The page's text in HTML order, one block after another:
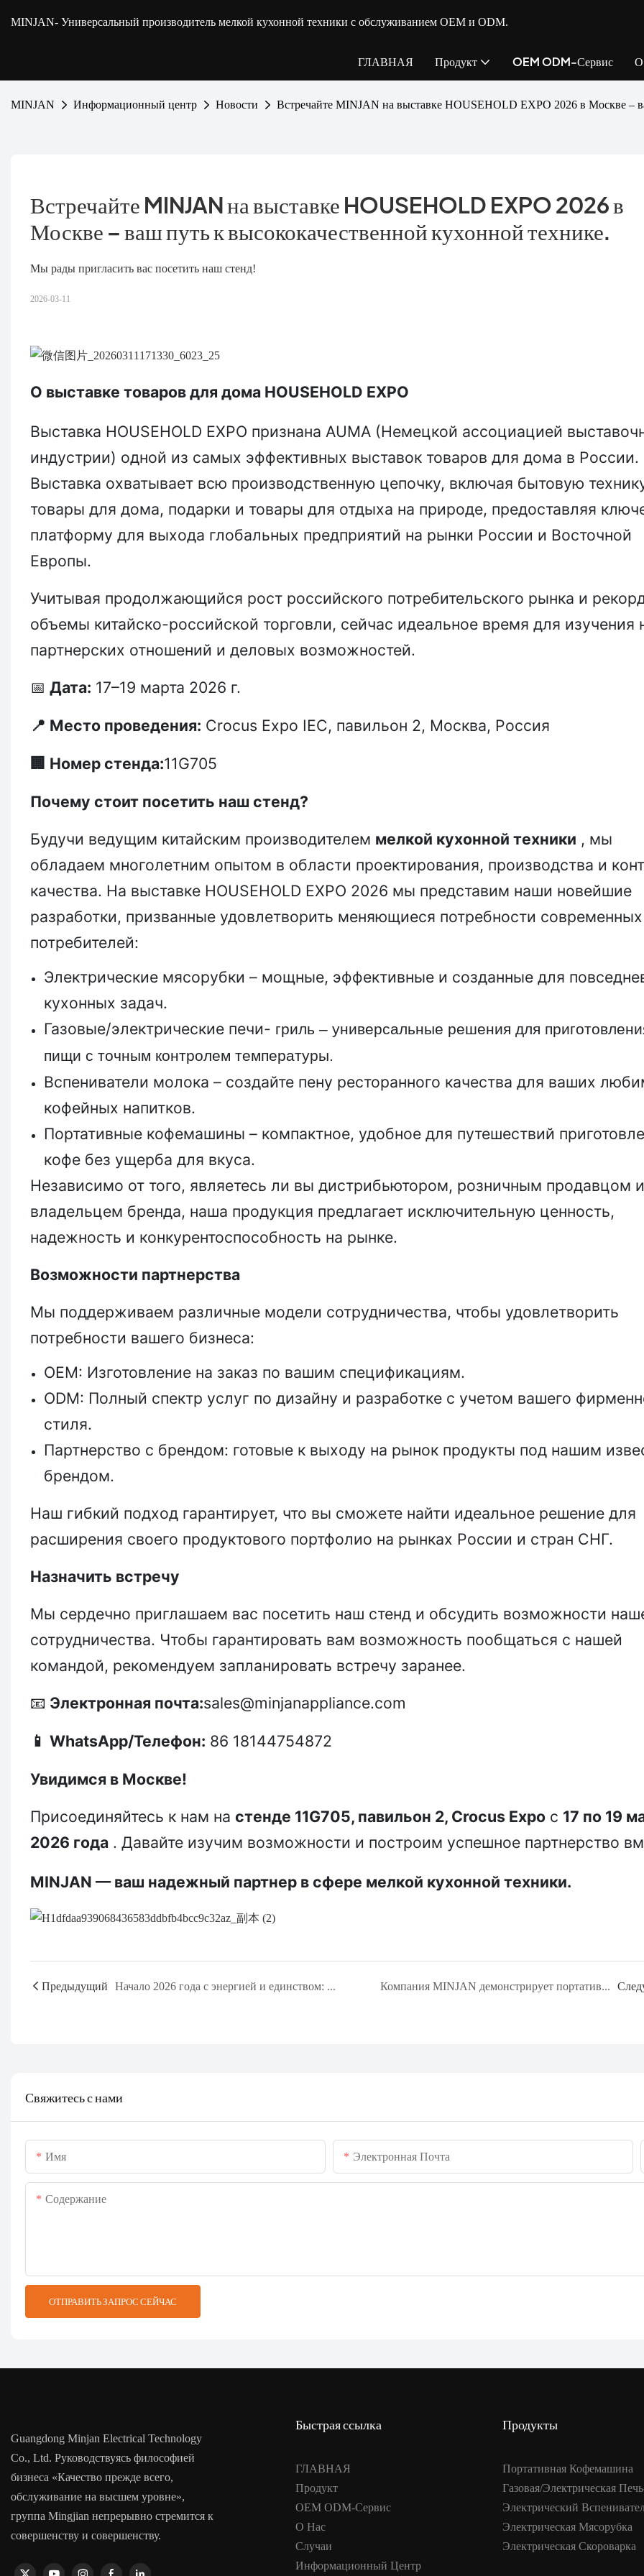
MINJAN- Универсальный производитель мелкой кухонной техники с обслуживанием OEM и ODM.
ГЛАВНАЯ Продукт OEM ODM-Сервис О
MINJAN Информационный центр Новости Встречайте MINJAN на выставке HOUSEHOLD EXPO 2026 в Москве –
Встречайте MINJAN на выставке HOUSEHOLD EXPO 2026 в
Москве – ваш путь к высококачественной кухонной технике.
Мы рады пригласить вас посетить наш стенд!
2026-03-11
О выставке товаров для дома HOUSEHOLD EXPO
Выставка HOUSEHOLD EXPO признана AUMA (Немецкой ассоциацией
индустрии) одной из самых эффективных выставок товаров для дома в России.
Выставка охватывает всю производственную цепочку, включая бытовую
товары для дома, подарки и товары для отдыха на природе, предоставляя
платформу для выхода глобальных предприятий на рынки России и Восточной
Европы.
Учитывая продолжающийся рост российского потребительского рынка и
объемы китайско-российской торговли, сейчас идеальное время для изучения
партнерских отношений и деловых возможностей.
📅 Дата: 17–19 марта 2026 г.
📍 Место проведения: Crocus Expo IEC, павильон 2, Москва, Россия
🏢 Номер стенда:11G705
Почему стоит посетить наш стенд?
Будучи ведущим китайским производителем мелкой кухонной техники , мы
обладаем многолетним опытом в области проектирования, производства и
качества. На выставке HOUSEHOLD EXPO 2026 мы представим наши новейшие
разработки, призванные удовлетворить меняющиеся потребности современных
потребителей:
Электрические мясорубки – мощные, эффективные и созданные для
кухонных задач.
Газовые/электрические печи- гриль – универсальные решения для
пищи с точным контролем температуры.
Вспениватели молока – создайте пену ресторанного качества для ваших
кофейных напитков.
Портативные кофемашины – компактное, удобное для путешествий
кофе без ущерба для вкуса.
Независимо от того, являетесь ли вы дистрибьютором, розничным продавцом
владельцем бренда, наша продукция предлагает исключительную ценность,
надежность и конкурентоспособность на рынке.
Возможности партнерства
Мы поддерживаем различные модели сотрудничества, чтобы удовлетворить
потребности вашего бизнеса:
OEM: Изготовление на заказ по вашим спецификациям.
ODM: Полный спектр услуг по дизайну и разработке с учетом вашего
стиля.
Партнерство с брендом: готовые к выходу на рынок продукты под нашим
брендом.
Наш гибкий подход гарантирует, что вы сможете найти идеальное решение для
расширения своего продуктового портфолио на рынках России и стран СНГ.
Назначить встречу
Мы сердечно приглашаем вас посетить наш стенд и обсудить возможности
сотрудничества. Чтобы гарантировать вам возможность пообщаться с нашей
командой, рекомендуем запланировать встречу заранее.
📧 Электронная почта:sales@minjanappliance.com
📱 WhatsApp/Телефон: 86 18144754872
Увидимся в Москве!
Присоединяйтесь к нам на стенде 11G705, павильон 2, Crocus Expoс 17 по 19
2026 года. Давайте изучим возможности и построим успешное партнерство
MINJAN — ваш надежный партнер в сфере мелкой кухонной техники.
Предыдущий Начало 2026 года с энергией и единством: наше празднование китайского Нового года знаменует собой мощный старт для глобального партнерства. Компания MINJAN демонстрирует портативные кофейные решения нового поколения для развития партнерских отношений в сфере ODM/OEM-производства.
Свяжитесь с нами
Имя Электронная Почта
Содержание
ОТПРАВИТЬ ЗАПРОС СЕЙЧАС
Guangdong Minjan Electrical Technology
Co., Ltd. Руководствуясь философией
бизнеса «Качество прежде всего,
обслуживание на высшем уровне»,
группа Mingjian непрерывно стремится к
совершенству и совершенству.
Быстрая ссылка
ГЛАВНАЯ
Продукт
OEM ODM-Сервис
О Нас
Случаи
Информационный Центр
Продукты
Портативная Кофемашина
Газовая/электрическая
Электрический
Электрическая Мясорубка
Электрическая Скороварка